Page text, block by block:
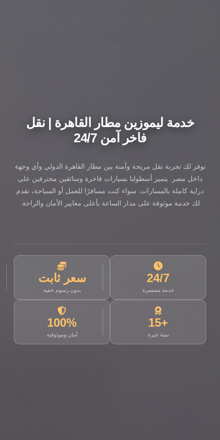
خدمة ليموزين مطار القاهرة | نقل
فاخر آمن 24/7
نوفر لك تجربة نقل مريحة وآمنة بين مطار القاهرة الدولي وأي وجهة
داخل مصر. يتميز أسطولنا بسيارات فاخرة وسائقين محترفين على
دراية كاملة بالمسارات. سواء كنت مسافرًا للعمل أو السياحة، نقدم
لك خدمة موثوقة على مدار الساعة بأعلى معايير الأمان والراحة.
24/7
خدمة مستمرة
سعر ثابت
بدون رسوم خفية
+15
سنة خبرة
100%
أمان وموثوقية